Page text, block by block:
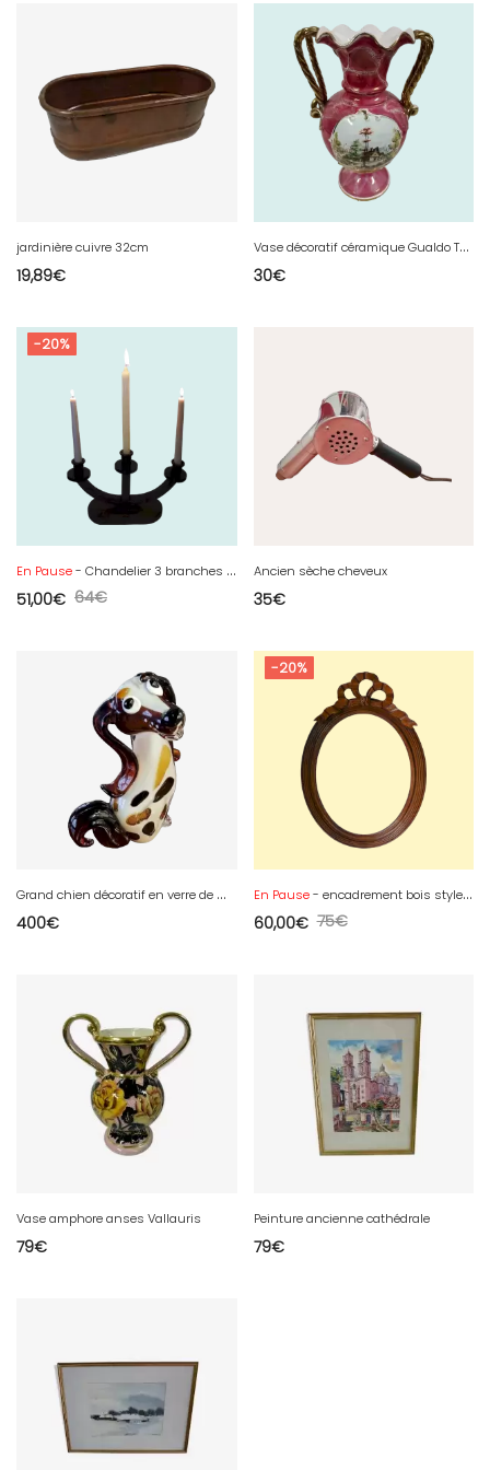
jardinière cuivre 32cm
19,89€
V
ase décoratif céramique Gualdo Tadino Italie
30€
-20%
En Pause- Chandelier 3 branches en bois
64€
51,00€
Ancien sèche cheveux
35€
G
rand chien décoratif en verre de Murano des années 80
400€
-20%
En Pause- encadrement bois style Louis XVI
75€
60,00€
Vase amphore anses Vallauris
79€
Peinture ancienne cathédrale
79€